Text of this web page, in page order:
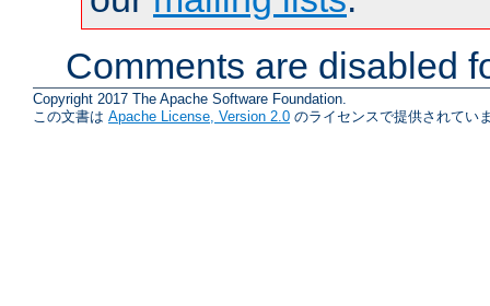
Comments are disabled
Copyright 2017 The Apache Software Foundation.
この文書は Apache License, Version 2.0 のライセンスで提供されてい